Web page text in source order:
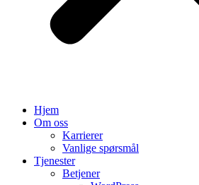
Hjem
Om oss
Karrierer
Vanlige spørsmål
Tjenester
Betjener